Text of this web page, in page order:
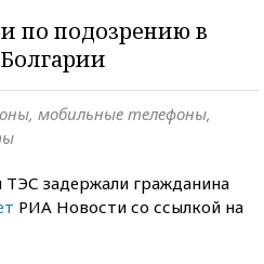
по подозрению в
мобильные телефоны,
задержали гражданина
РИА Новости со ссылкой на